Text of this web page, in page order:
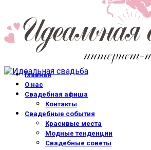
Главная
О нас
Свадебная афиша
Контакты
Свадебные события
Красивые места
Модные тенденции
Свадебные советы